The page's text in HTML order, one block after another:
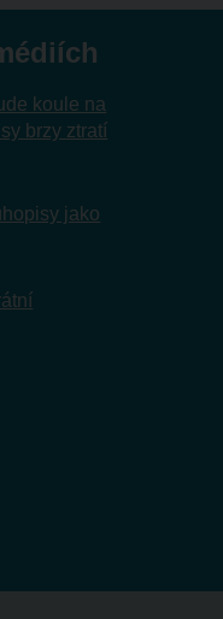
koule na
brzy ztratí
jako